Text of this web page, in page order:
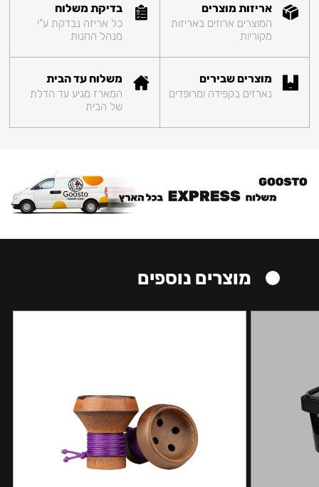
אריזות מוצרים
המוצרים ארוזים באריזות
מקוריות
בדיקת משלוח
כל אריזה נבדקת ע"י
מנהל החנות
מוצרים שבירים
נארזים בקפידה ומרופדים
משלוח עד הבית
המארז מגיע עד הדלת
של הבית
מוצרים נוספים